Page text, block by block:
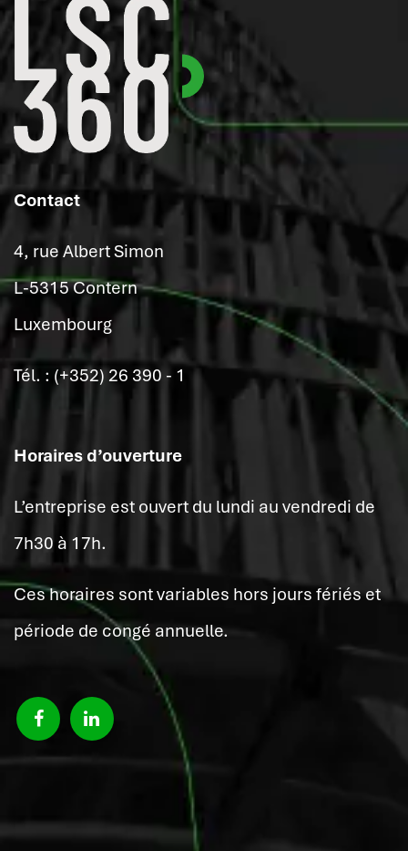
Contact
4, rue Albert Simon
L-5315 Contern
Luxembourg
Tél. : (+352) 26 390 - 1
Horaires d’ouverture
L’entreprise est ouvert du lundi au vendredi de
7h30 à 17h.
Ces horaires sont variables hors jours fériés et
période de congé annuelle.